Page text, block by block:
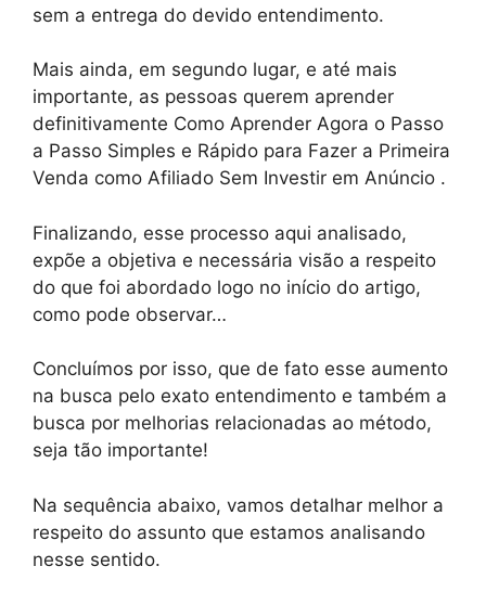
sem a entrega do devido entendimento.
Mais ainda, em segundo lugar, e até mais
importante, as pessoas querem aprender
definitivamente Como Aprender Agora o Passo
a Passo Simples e Rápido para Fazer a Primeira
Venda como Afiliado Sem Investir em Anúncio .
Finalizando, esse processo aqui analisado,
expõe a objetiva e necessária visão a respeito
do que foi abordado logo no início do artigo,
como pode observar…
Concluímos por isso, que de fato esse aumento
na busca pelo exato entendimento e também a
busca por melhorias relacionadas ao método,
seja tão importante!
Na sequência abaixo, vamos detalhar melhor a
respeito do assunto que estamos analisando
nesse sentido.